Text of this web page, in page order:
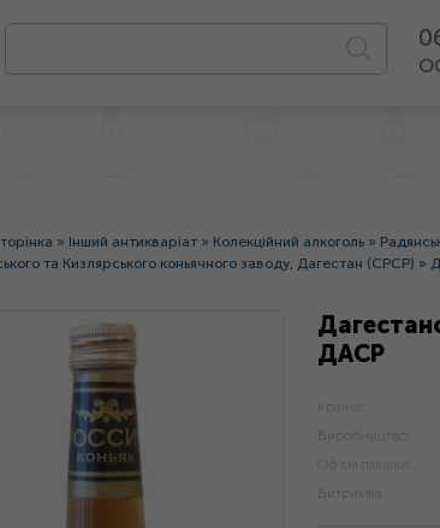
» Інший антикваріат » Колекційний алкоголь »
та Кизлярського коньячного заводу, Дагестан (СРСР) »
ДАСР
Країна:
Виробництво:
Об'єм пляшки:
Витримка: